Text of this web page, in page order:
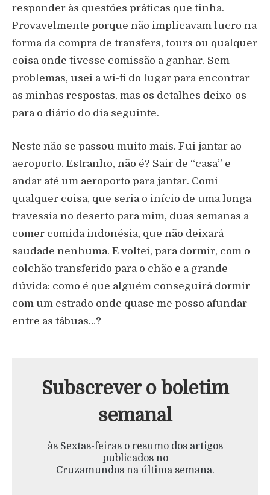
responder às questões práticas que tinha.
Provavelmente porque não implicavam lucro na
forma da compra de transfers, tours ou qualquer
coisa onde tivesse comissão a ganhar. Sem
problemas, usei a wi-fi do lugar para encontrar
as minhas respostas, mas os detalhes deixo-os
para o diário do dia seguinte.
Neste não se passou muito mais. Fui jantar ao
aeroporto. Estranho, não é? Sair de “casa” e
andar até um aeroporto para jantar. Comi
qualquer coisa, que seria o início de uma longa
travessia no deserto para mim, duas semanas a
comer comida indonésia, que não deixará
saudade nenhuma. E voltei, para dormir, com o
colchão transferido para o chão e a grande
dúvida: como é que alguém conseguirá dormir
com um estrado onde quase me posso afundar
entre as tábuas…?
Subscrever o boletim
semanal
às Sextas-feiras o resumo dos artigos
publicados no
Cruzamundos na última semana.